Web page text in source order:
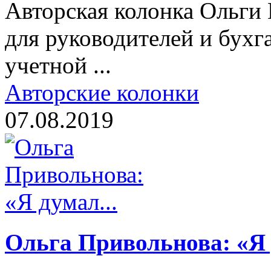
Авторская колонка
для руководителей и
учетной ...
Авторские колонки
07.08.2019
Ольга Привольнова: «Я